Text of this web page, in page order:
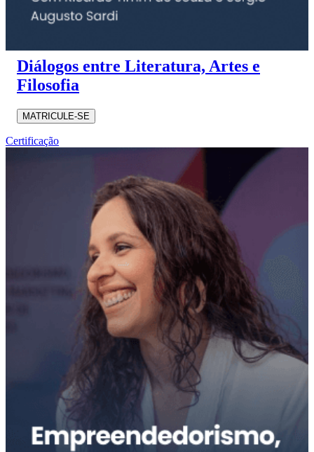
Diálogos entre Literatura, Artes e
Filosofia
MATRICULE-SE
Certificação